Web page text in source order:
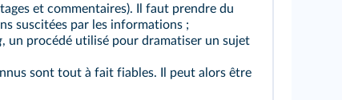
et commentaires). Il faut prendre du
suscitées par les informations ;
, un procédé utilisé pour dramatiser un sujet
sont tout à fait fiables. Il peut alors être